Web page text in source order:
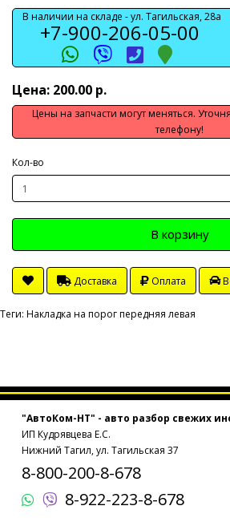
В наличии на складе -ул. Тагильская, 28а
+7-900-206-05-00
Цена: 200.00 р.
Цены на запчасти могут меняться.
телефону!
Кол-во
В корзину
Доставка Оплата
Теги: Накладка на порог передняя левая
"АвтоКом-НТ" - авто разбор свежих
ИП Кудрявцева Е.С.
Нижний Тагил, ул. Тагильская 37
8-800-200-8-678
8-922-223-8-678